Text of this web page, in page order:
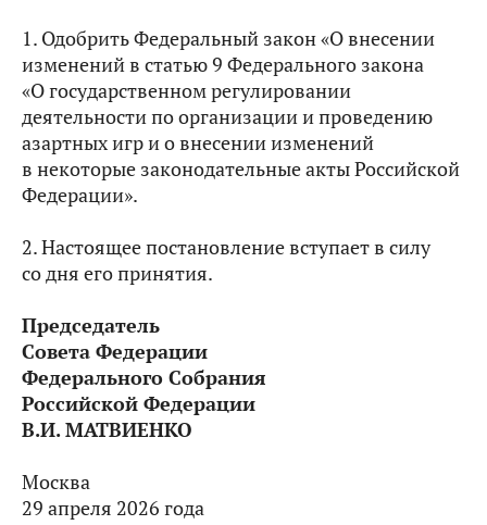
1. Одобрить Федеральный закон «О внесении
изменений в статью 9 Федерального закона
«О государственном регулировании
деятельности по организации и проведению
азартных игр и о внесении изменений
в некоторые законодательные акты Российской
Федерации».
2. Настоящее постановление вступает в силу
со дня его принятия.
Председатель
Совета Федерации
Федерального Собрания
Российской Федерации
В.И. МАТВИЕНКО
Москва
29 апреля 2026 года